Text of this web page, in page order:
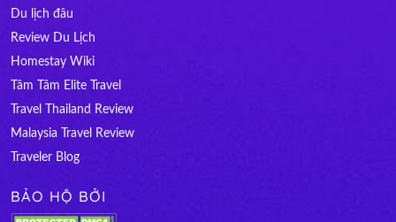
Du lịch đâu
Review Du Lịch
Homestay Wiki
Tâm Tâm Elite Travel
Travel Thailand Review
Malaysia Travel Review
Traveler Blog
BẢO HỘ BỞI